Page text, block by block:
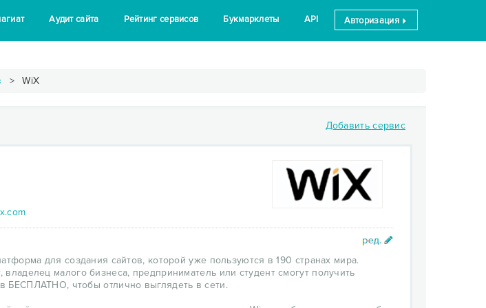
Аудит сайта Рейтинг сервисов Букмарклеты API Авторизация
WiX
Добавить сервис
для создания сайтов, которой уже пользуются в 190 странах мира.
малого бизнеса, предприниматель или студент смогут получить
БЕСПЛАТНО, чтобы отлично выглядеть в сети.